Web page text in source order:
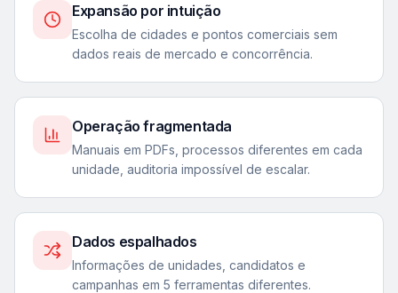
Expansão por intuição
Escolha de cidades e pontos comerciais sem
dados reais de mercado e concorrência.
Operação fragmentada
Manuais em PDFs, processos diferentes em cada
unidade, auditoria impossível de escalar.
Dados espalhados
Informações de unidades, candidatos e
campanhas em 5 ferramentas diferentes.